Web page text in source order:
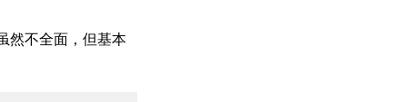
然不全面，但基本